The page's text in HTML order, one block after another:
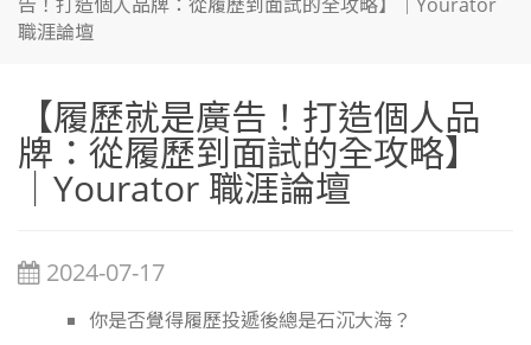
職涯論壇
【履歷就是廣告！打造個人品
牌：從履歷到面試的全攻略】
｜Yourator 職涯論壇
2024-07-17
你是否覺得履歷投遞後總是石沉大海？